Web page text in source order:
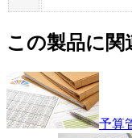
この製品に
予算